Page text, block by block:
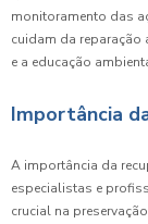
monitoramento das
cuidam da reparação
e a educação
Importância
A importância da
especialistas e
crucial na